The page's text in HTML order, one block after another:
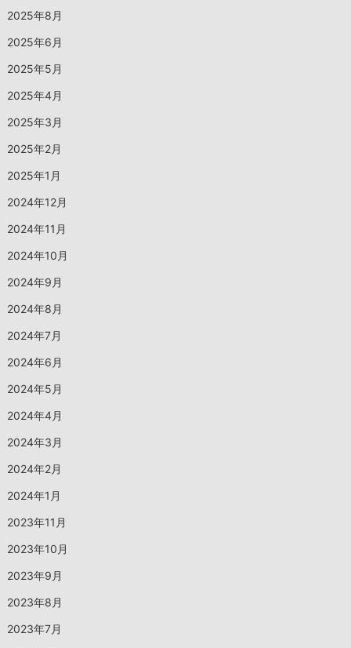
2025年8月
2025年6月
2025年5月
2025年4月
2025年3月
2025年2月
2025年1月
2024年12月
2024年11月
2024年10月
2024年9月
2024年8月
2024年7月
2024年6月
2024年5月
2024年4月
2024年3月
2024年2月
2024年1月
2023年11月
2023年10月
2023年9月
2023年8月
2023年7月